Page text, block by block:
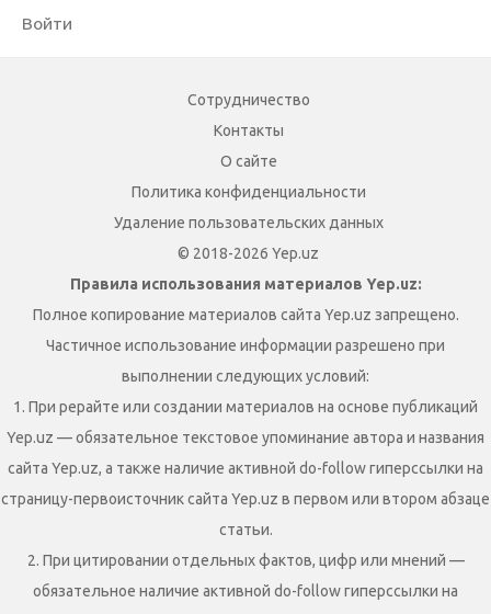
Войти
Сотрудничество
Контакты
О сайте
Политика конфиденциальности
Удаление пользовательских данных
© 2018-2026 Yep.uz
Правила использования материалов Yep.uz:
Полное копирование материалов сайта Yep.uz запрещено.
Частичное использование информации разрешено при
выполнении следующих условий:
1. При рерайте или создании материалов на основе публикаций
Yep.uz — обязательное текстовое упоминание автора и названия
сайта Yep.uz, а также наличие активной do-follow гиперссылки на
страницу-первоисточник сайта Yep.uz в первом или втором абзаце
статьи.
2. При цитировании отдельных фактов, цифр или мнений —
обязательное наличие активной do-follow гиперссылки на